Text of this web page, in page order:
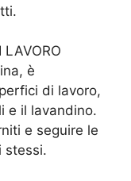
LAVORO
è
di lavoro,
e il lavandino.
e seguire le
stessi.